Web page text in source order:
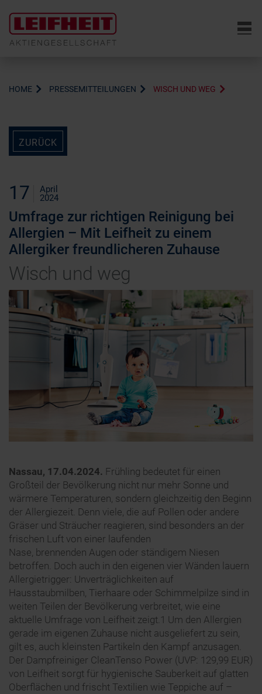
6
HOME PRESSEMITTEILUNGEN WISCH UND WEG
ZURÜCK
17
April
2024
Umfrage zur richtigen Reinigung bei
Allergien – Mit Leifheit zu einem
Allergiker freundlicheren Zuhause
Wisch und weg
Nassau, 17.04.2024. Frühling bedeutet für einen
Großteil der Bevölkerung nicht nur mehr Sonne und
wärmere Temperaturen, sondern gleichzeitig den Beginn
der Allergiezeit. Denn viele, die auf Pollen oder andere
Gräser und Sträucher reagieren, sind besonders an der
frischen Luft von einer laufenden
Nase, brennenden Augen oder ständigem Niesen
betroffen. Doch auch in den eigenen vier Wänden lauern
Allergietrigger: Unverträglichkeiten auf
Hausstaubmilben, Tierhaare oder Schimmelpilze sind in
weiten Teilen der Bevölkerung verbreitet, wie eine
aktuelle Umfrage von Leifheit zeigt.1 Um den Allergien
gerade im eigenen Zuhause nicht ausgeliefert zu sein,
gilt es, auch kleinsten Partikeln den Kampf anzusagen.
Der Dampfreiniger CleanTenso Power (UVP: 129,99 EUR)
von Leifheit sorgt für hygienische Sauberkeit auf glatten
Oberflächen und frischt Textilien wie Teppiche auf –